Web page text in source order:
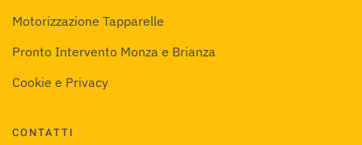
Motorizzazione Tapparelle
Pronto Intervento Monza e Brianza
Cookie e Privacy
CONTATTI